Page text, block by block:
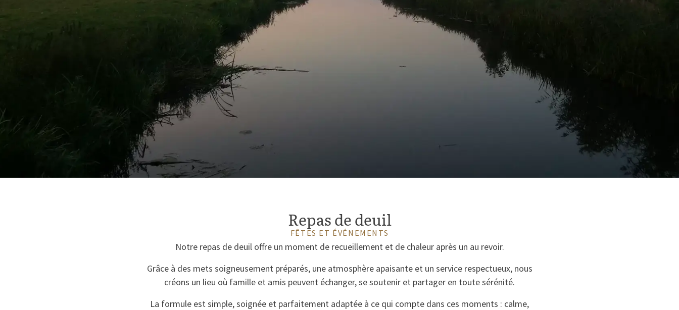
Repas de deuil
FÊTES ET ÉVÉNEMENTS
Notre repas de deuil offre un moment de recueillement et de chaleur après un au revoir.
Grâce à des mets soigneusement préparés, une atmosphère apaisante et un service respectueux, nous
créons un lieu où famille et amis peuvent échanger, se soutenir et partager en toute sérénité.
La formule est simple, soignée et parfaitement adaptée à ce qui compte dans ces moments : calme,